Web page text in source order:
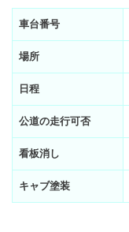
車台番号
場所
日程
公道の走行可否
看板消し
キャブ塗装